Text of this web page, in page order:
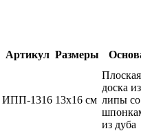
Артикул Размеры
ИПП-1316 13x16 см
Плоская
доска из
липы со
из дуба